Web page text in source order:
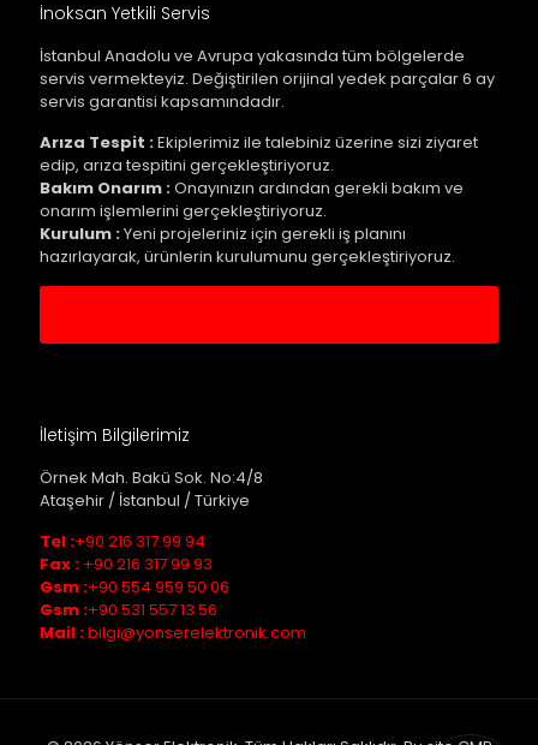
İnoksan Yetkili Servis
İstanbul Anadolu ve Avrupa yakasında tüm bölgelerde
servis vermekteyiz. Değiştirilen orijinal yedek parçalar 6 ay
servis garantisi kapsamındadır.
Arıza Tespit :Ekiplerimiz ile talebiniz üzerine sizi ziyaret
edip, arıza tespitini gerçekleştiriyoruz.
Bakım Onarım :Onayınızın ardından gerekli bakım ve
onarım işlemlerini gerçekleştiriyoruz.
Kurulum :Yeni projeleriniz için gerekli iş planını
hazırlayarak, ürünlerin kurulumunu gerçekleştiriyoruz.
İletişim Bilgilerimiz
Örnek Mah. Bakü Sok. No:4/8
Ataşehir / İstanbul / Türkiye
Tel :+90 216 317 99 94
Fax : +90 216 317 99 93
Gsm :+90 554 959 50 06
Gsm :+90 531 557 13 56
Mail :bilgi@yonserelektronik.com